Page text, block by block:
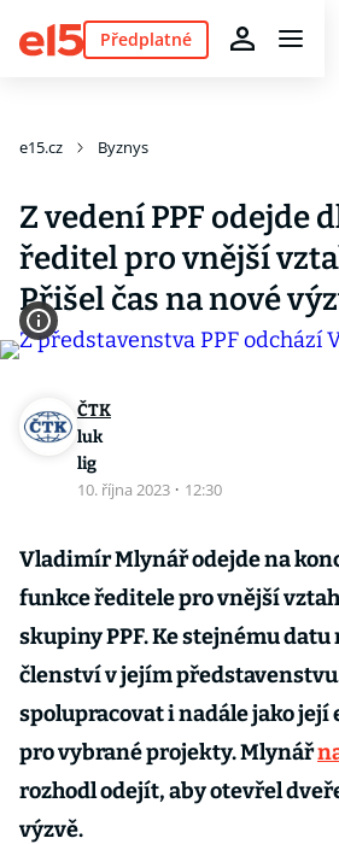
Předplatné
e15.cz Byznys
Z vedení PPF odejde
ředitel pro vnější
Přišel čas na nové
ČTK
luk
lig
10. října 2023 · 12:30
Vladimír Mlynář odejde na
funkce ředitele pro vnější
skupiny PPF. Ke stejnému
členství v jejím představenstvu.
spolupracovat i nadále jako její
pro vybrané projekty. Mlynář
rozhodl odejít, aby otevřel
výzvě.